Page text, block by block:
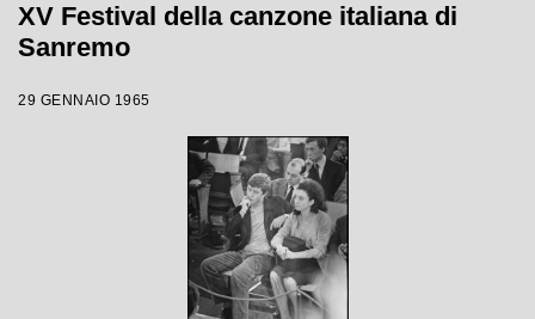
XV Festival della canzone italiana di
Sanremo
29 GENNAIO 1965